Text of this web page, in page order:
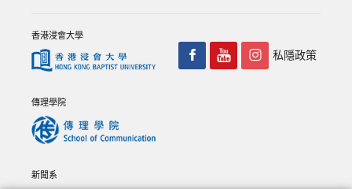
香港浸會大學
傳理學院
新聞系
私隱政策